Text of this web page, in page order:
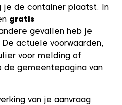
je de container plaatst. In
gratis
gevallen heb je
De actuele voorwaarden,
voor melding of
de gemeentepagina van
van je aanvraag